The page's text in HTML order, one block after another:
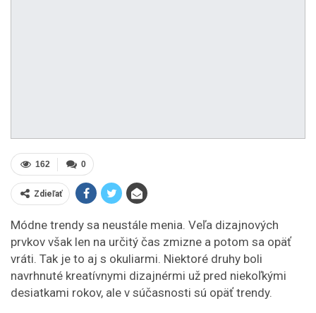
0
162
Zdieľať
Módne trendy sa neustále menia. Veľa dizajnových
prvkov však len na určitý čas zmizne a potom sa opäť
vráti. Tak je to aj s okuliarmi. Niektoré druhy boli
navrhnuté kreatívnymi dizajnérmi už pred niekoľkými
desiatkami rokov, ale v súčasnosti sú opäť trendy.